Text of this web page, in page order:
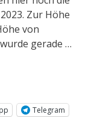
Zur Höhe
von
gerade …
Telegram